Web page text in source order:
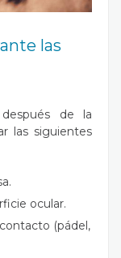
las
de la
las siguientes
ocular.
(pádel,